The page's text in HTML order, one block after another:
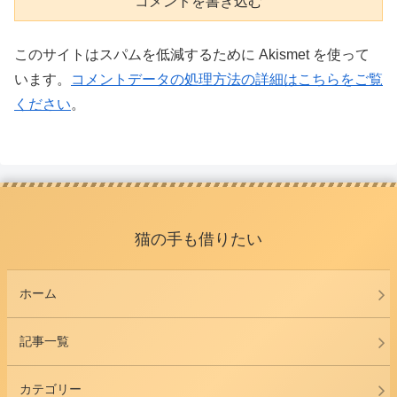
このサイトはスパムを低減するために Akismet を使って
います。
コメントデータの処理方法の詳細はこちらをご覧
ください。
猫の手も借りたい
ホーム
記事一覧
カテゴリー